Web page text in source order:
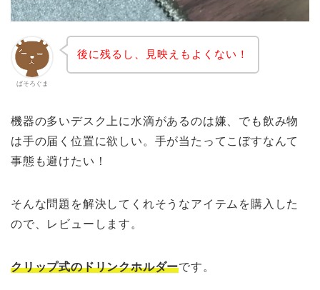
ぱそろぐま
後に残るし、見映えもよくない！
機器の多いデスク上に水滴があるのは嫌、でも飲み物
は手の届く位置に欲しい。手が当たってこぼすなんて
事態も避けたい！
そんな問題を解決してくれそうなアイテムを購入した
ので、レビューします。
クリップ式のドリンクホルダーです。